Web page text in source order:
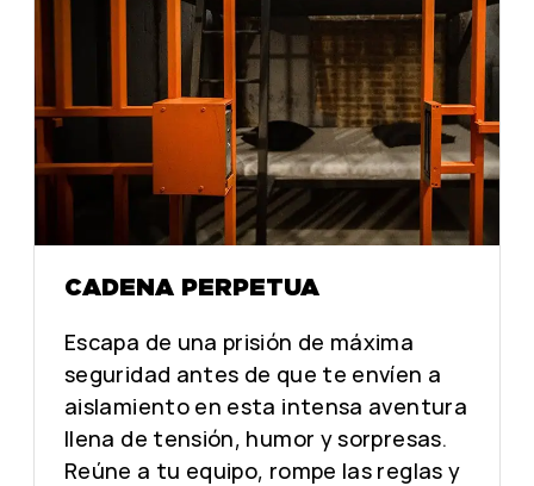
CADENA PERPETUA
Escapa de una prisión de máxima
seguridad antes de que te envíen a
aislamiento en esta intensa aventura
llena de tensión, humor y sorpresas.
Reúne a tu equipo, rompe las reglas y